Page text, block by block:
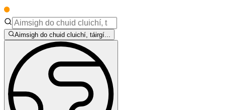
Aimsigh do chuid cluichí, táirgí...